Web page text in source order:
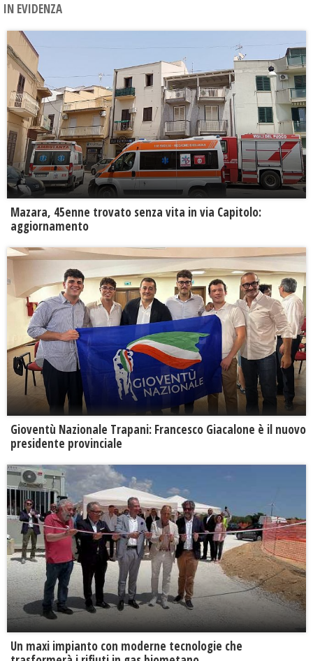
IN EVIDENZA
Mazara, 45enne trovato senza vita in via Capitolo:
aggiornamento
Gioventù Nazionale Trapani: Francesco Giacalone è il nuovo
presidente provinciale
Un maxi impianto con moderne tecnologie che